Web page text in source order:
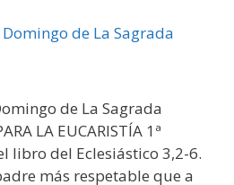
de La Sagrada
LA EUCARISTÍA 1ª
libro del Eclesiástico 3,2-6.
más respetable que a